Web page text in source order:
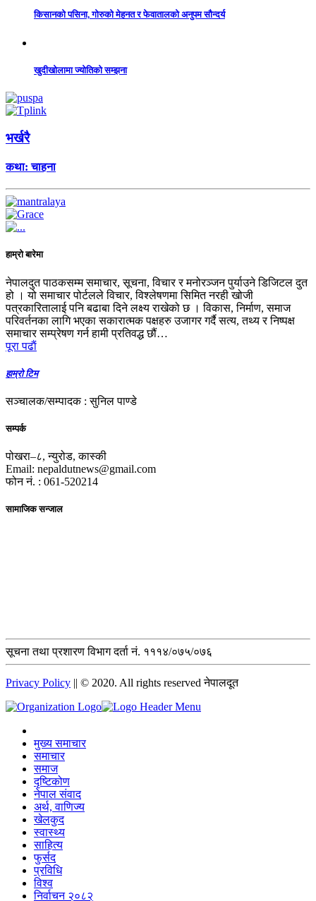
किसानको पसिना, गोरुको मेहनत र फेवातालको अनुपम सौन्दर्य
खुदीखोलामा ज्योतिको सम्झना
भर्खरै
कथा: चाहना
हाम्रो बारेमा
नेपालदुत पाठकसम्म समाचार, सूचना, विचार र मनोरञ्जन पुर्याउने डिजिटल दुत
हो । यो समाचार पोर्टलले विचार, विश्लेषणमा सिमित नरही खोजी
पत्रकारितालाई पनि बढाबा दिने लक्ष्य राखेको छ । विकास, निर्माण, समाज
परिवर्तनका लागि भएका सकारात्मक पक्षहरु उजागर गर्दै सत्य, तथ्य र निष्पक्ष
समाचार सम्प्रेषण गर्न हामी प्रतिवद्ध छौं…
पूरा पढाैं
हाम्रो टिम
सञ्चालक/सम्पादक : सुनिल पाण्डे
सम्पर्क
पोखरा–८, न्युरोड, कास्की
Email: nepaldutnews@gmail.com
फोन नं. : 061-520214
सामाजिक सन्जाल
सूचना तथा प्रशारण विभाग दर्ता नं. १११४/०७५/०७६
Privacy Policy || © 2020. All rights reserved नेपालदूत
मुख्य समाचार
समाचार
समाज
दृष्टिकोण
नेपाल संवाद
अर्थ, वाणिज्य
खेलकुद
स्वास्थ्य
साहित्य
फुर्सद
प्रविधि
विश्व
निर्वाचन २०८२